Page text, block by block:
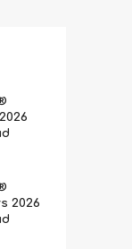
2026